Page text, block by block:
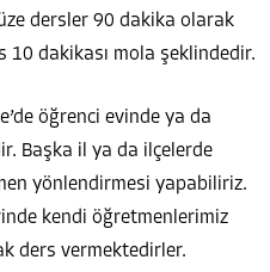
dersler 90 dakika olarak
10 dakikası mola şeklindedir.
öğrenci evinde ya da
Başka il ya da ilçelerde
yönlendirmesi yapabiliriz.
kendi öğretmenlerimiz
ders vermektedirler.